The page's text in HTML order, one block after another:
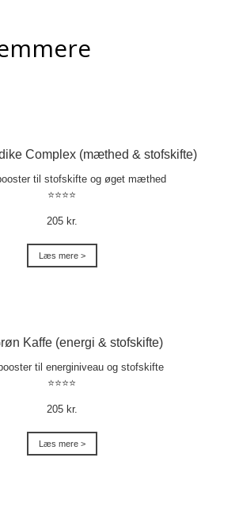
Complex (mæthed & stofskifte)
til stofskifte og øget mæthed
⭐⭐⭐⭐
205 kr.
Læs mere >
Kaffe (energi & stofskifte)
til energiniveau og stofskifte
⭐⭐⭐⭐
205 kr.
Læs mere >